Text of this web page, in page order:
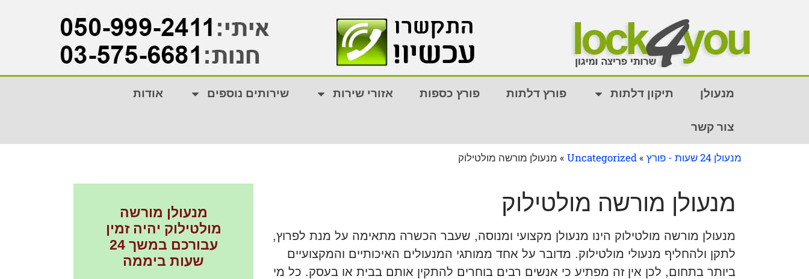
מנעולן תיקון דלתות פורץ דלתות פורץ כספות אזורי שירות שירותים נוספים אודות
צור קשר
מנעולן 24 שעות - פורץ »
Uncategorized
» מנעולן מורשה מולטילוק
מנעולן מורשה מולטילוק
מנעולן מורשה מולטילוק הינו מנעולן מקצועי ומנוסה, שעבר הכשרה מתאימה על מנת לפרוץ,
לתקן ולהחליף מנעולי מולטילוק. מדובר על אחד ממותגי המנעולים האיכותיים והמקצועיים
ביותר בתחום, לכן אין זה מפתיע כי אנשים רבים בוחרים להתקין אותם בבית או בעסק. כל מי
מנעולן מורשה
מולטילוק יהיה זמין
עבורכם במשך 24
שעות ביממה